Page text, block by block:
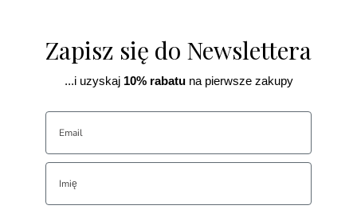
Zapisz się do Newslettera
...i uzyskaj10% rabatuna pierwsze zakupy